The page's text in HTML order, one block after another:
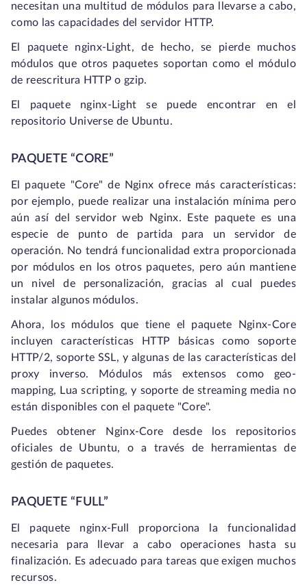
necesitan una multitud de módulos para llevarse a cabo,
como las capacidades del servidor HTTP.
El paquete nginx-Light, de hecho, se pierde muchos
módulos que otros paquetes soportan como el módulo
de reescritura HTTP o gzip.
El paquete nginx-Light se puede encontrar en el
repositorio Universe de Ubuntu.
PAQUETE “CORE”
El paquete "Core" de Nginx ofrece más características:
por ejemplo, puede realizar una instalación mínima pero
aún así del servidor web Nginx. Este paquete es una
especie de punto de partida para un servidor de
operación. No tendrá funcionalidad extra proporcionada
por módulos en los otros paquetes, pero aún mantiene
un nivel de personalización, gracias al cual puedes
instalar algunos módulos.
Ahora, los módulos que tiene el paquete Nginx-Core
incluyen características HTTP básicas como soporte
HTTP/2, soporte SSL, y algunas de las características del
proxy inverso. Módulos más extensos como geo-
mapping, Lua scripting, y soporte de streaming media no
están disponibles con el paquete "Core".
Puedes obtener Nginx-Core desde los repositorios
oficiales de Ubuntu, o a través de herramientas de
gestión de paquetes.
PAQUETE “FULL”
El paquete nginx-Full proporciona la funcionalidad
necesaria para llevar a cabo operaciones hasta su
finalización. Es adecuado para tareas que exigen muchos
recursos.